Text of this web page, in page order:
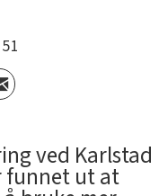
ved Karlstad
funnet ut at